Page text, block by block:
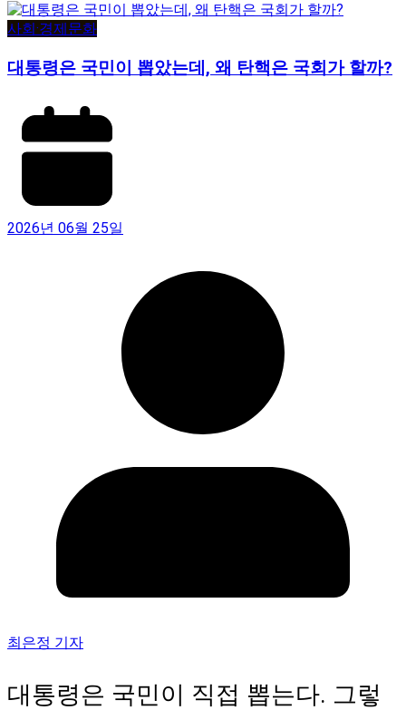
사회·경제문화
대통령은 국민이 뽑았는데, 왜 탄핵은 국회가 할까?
2026년 06월 25일
최은정 기자
대통령은 국민이 직접 뽑는다. 그렇